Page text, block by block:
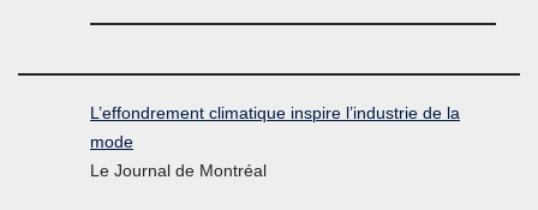
L’effondrement climatique inspire l’industrie de la
mode
Le Journal de Montréal